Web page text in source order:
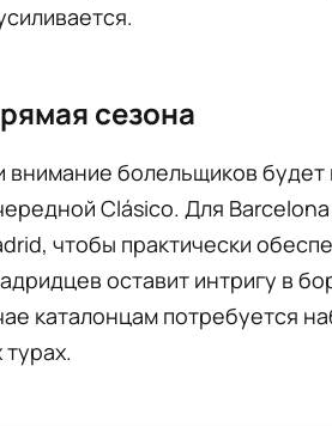
сезона
болельщиков будет
Clásico. Для
чтобы практически
оставит интригу в
каталонцам потребуется